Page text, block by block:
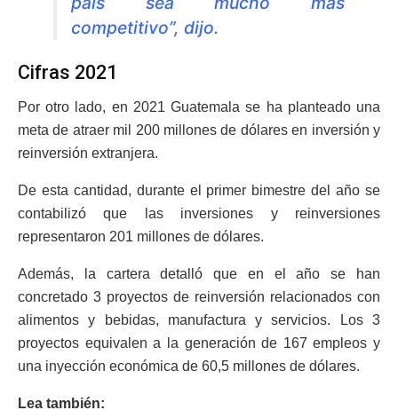
competitivo”, dijo.
Cifras 2021
Por otro lado, en 2021 Guatemala se ha planteado una
meta de atraer mil 200 millones de dólares en inversión y
reinversión extranjera.
De esta cantidad, durante el primer bimestre del año se
contabilizó que las inversiones y reinversiones
representaron 201 millones de dólares.
Además, la cartera detalló que en el año se han
concretado 3 proyectos de reinversión relacionados con
alimentos y bebidas, manufactura y servicios. Los 3
proyectos equivalen a la generación de 167 empleos y
una inyección económica de 60,5 millones de dólares.
Lea también: